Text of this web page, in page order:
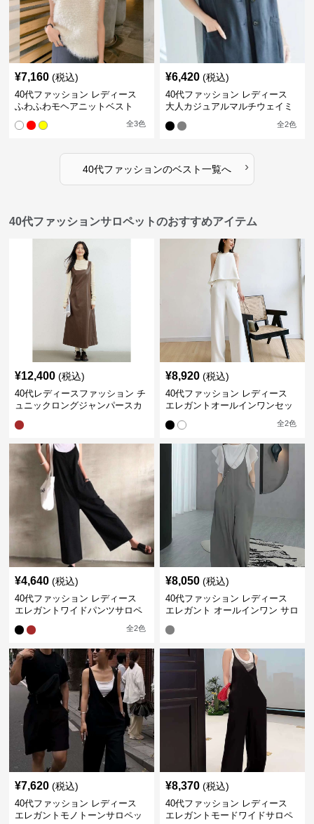
¥7,160 (税込)
40代ファッション レディース
ふわふわモヘアニットベスト
全3色
¥6,420 (税込)
40代ファッション レディース
大人カジュアルマルチウェイミ
全2色
40代ファッションのベスト一覧へ ›
40代ファッションサロペットのおすすめアイテム
¥12,400 (税込)
40代レディースファッション チ
ュニックロングジャンパースカ
¥8,920 (税込)
40代ファッション レディース
エレガントオールインワンセッ
全2色
¥4,640 (税込)
40代ファッション レディース
エレガントワイドパンツサロペ
全2色
¥8,050 (税込)
40代ファッション レディース
エレガント オールインワン サロ
ール
¥7,620 (税込)
40代ファッション レディース
エレガントモノトーンサロペッ
¥8,370 (税込)
40代ファッション レディース
エレガントモードワイドサロペ